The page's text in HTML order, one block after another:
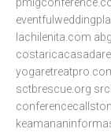
lachilenita.com
sctbrescue.org